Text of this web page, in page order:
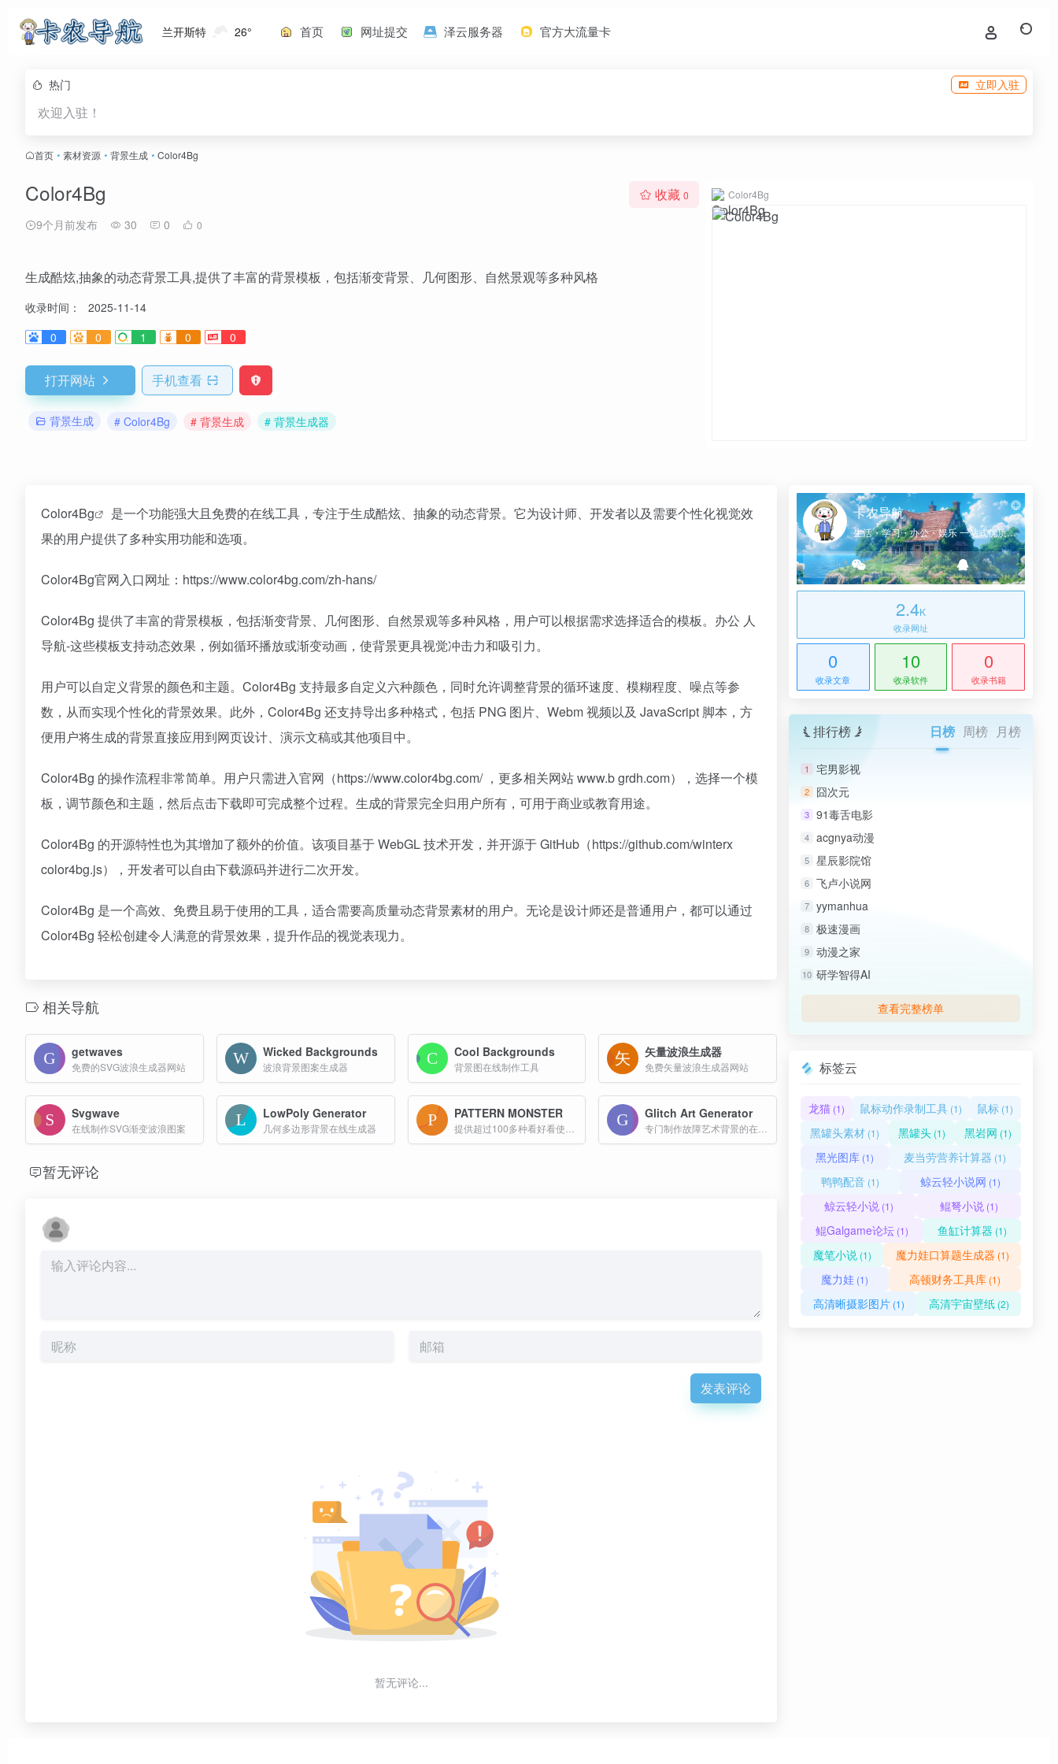
兰开斯特 26° 首页 网址提交 泽云服务器 官方大流量卡
热门 立即入驻
欢迎入驻！
首页 • 素材资源 • 背景生成 • Color4Bg
Color4Bg
9个月前发布 30 0 0
收藏 0
生成酷炫,抽象的动态背景工具,提供了丰富的背景模板，包括渐变背景、几何图形、自然景观等多种风格
收录时间：
2025-11-14
0
0 1 0 0
打开网站 手机查看
背景生成 # Color4Bg # 背景生成 # 背景生成器
Color4Bg
Color4Bg
是一个功能强大且免费的在线工具，专注于生成酷炫、抽象的动态背景。它为设计师、开发者以及需要个性化视觉效
果的用户提供了多种实用功能和选项。
Color4Bg官网入口网址：https://www.color4bg.com/zh-hans/
Color4Bg 提供了丰富的背景模板，包括渐变背景、几何图形、自然景观等多种风格，用户可以根据需求选择适合的模板。办公 人
导航-这些模板支持动态效果，例如循环播放或渐变动画，使背景更具视觉冲击力和吸引力。
用户可以自定义背景的颜色和主题。Color4Bg 支持最多自定义六种颜色，同时允许调整背景的循环速度、模糊程度、噪点等参
数，从而实现个性化的背景效果。此外，Color4Bg 还支持导出多种格式，包括 PNG 图片、Webm 视频以及 JavaScript 脚本，方
便用户将生成的背景直接应用到网页设计、演示文稿或其他项目中。
Color4Bg 的操作流程非常简单。用户只需进入官网（https://www.color4bg.com/ ，更多相关网站 www.b grdh.com），选择一个模
板，调节颜色和主题，然后点击下载即可完成整个过程。生成的背景完全归用户所有，可用于商业或教育用途。
Color4Bg 的开源特性也为其增加了额外的价值。该项目基于 WebGL 技术开发，并开源于 GitHub（https://github.com/winterx
color4bg.js），开发者可以自由下载源码并进行二次开发。
Color4Bg 是一个高效、免费且易于使用的工具，适合需要高质量动态背景素材的用户。无论是设计师还是普通用户，都可以通过
Color4Bg 轻松创建令人满意的背景效果，提升作品的视觉表现力。
相关导航
getwaves
免费的SVG波浪生成器网站
Wicked Backgrounds
波浪背景图案生成器
Cool Backgrounds
背景图在线制作工具
矢量波浪生成器
免费矢量波浪生成器网站
Svgwave
在线制作SVG渐变波浪图案
LowPoly Generator
几何多边形背景在线生成器
PATTERN MONSTER Glitch Art Generator
暂无评论
发表评论
暂无评论...
卡农导航
生活・学习・办公・娱乐 一站式优质网址导航
2.4K
收录网址
0
收录文章
10
收录软件
0
收录书籍
排行榜 日榜 周榜 月榜
1 宅男影视
2 囧次元
3 91毒舌电影
4 acgnya动漫
5 星辰影院馆
6 飞卢小说网
7 yymanhua
8 极速漫画
9 动漫之家
10 研学智得AI
查看完整榜单
标签云
龙猫(1) 鼠标动作录制工具(1) 鼠标 (1)
黑罐头素材 (1) 黑罐头 (1) 黑岩网 (1)
黑光图库 (1) 麦当劳营养计算器 (1)
鸭鸭配音 (1) 鲸云轻小说网 (1)
鲸云轻小说(1) 鲲弩小说(1)
鲲Galgame论坛(1) 鱼缸计算器 (1)
魔笔小说(1) 魔力娃口算题生成器 (1)
魔力娃 (1) 高顿财务工具库 (1)
高清晰摄影图片(1) 高清宇宙壁纸(2)